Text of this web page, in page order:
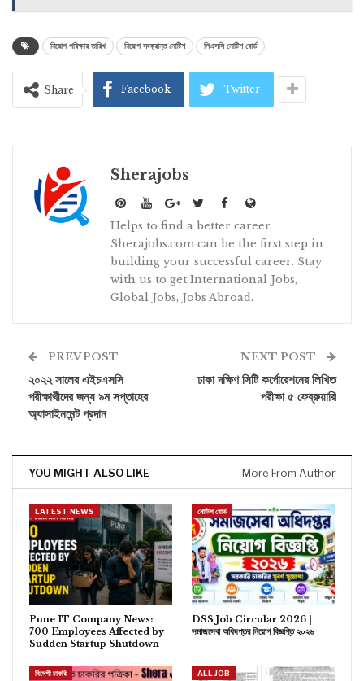
নিয়োগ পরিক্ষার তারিখ নিয়োগ সংক্রান্ত নোটিশ পিএসসি নোটিশ বোর্ড
Share Facebook Twitter
Sherajobs
Helps to find a better career
Sherajobs.com can be the first step in
building your successful career. Stay
with us to get International Jobs,
Global Jobs, Jobs Abroad.
PREV POST
২০২২ সালের এইচএসসি
পরীক্ষার্থীদের জন্য ৯ম সপ্তাহের
অ্যাসাইনমেন্ট প্রদান
NEXT POST
ঢাকা দক্ষিণ সিটি কর্পোরেশনের লিখিত
পরীক্ষা ৫ ফেব্রুয়ারি
YOU MIGHT ALSO LIKE More From Author
LATEST NEWS
Pune IT Company News:
700 Employees Affected by
Sudden Startup Shutdown
নোটিশ বোর্ড
DSS Job Circular 2026 |
সমাজসেবা অধিদপ্তর নিয়োগ বিজ্ঞপ্তি ২০২৬
বিদেশী চাকরি ALL JOB